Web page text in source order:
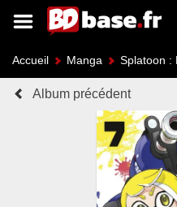
Accueil Manga Splatoon :
Album précédent